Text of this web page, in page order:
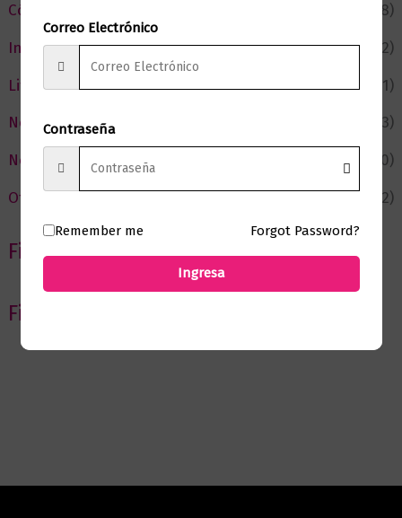
Cómic y Fantasía
(88)
Infantil y Juvenil
(212)
Literatura
(371)
Negocios
(43)
Novedades
(110)
Ofertas
(12)
Filtrar por Autor
Filtrar por editorial
Correo Electrónico
Contraseña
Remember me Forgot Password?
Ingresa